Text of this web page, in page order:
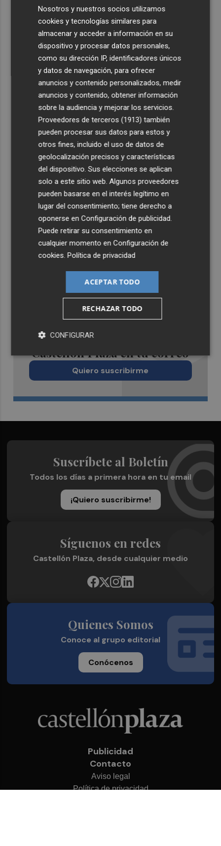
La capacidad de los modelos de IA para burlar la
seguridad alarma a gobiernos y empresas
El eclipse solar dispara el turismo y las búsquedas de
alojamiento crecen hasta un 500%
El cubano Papillo triunfa en el certamen del Trovo
Pascual García-Mateos de La Unión
Recibe toda la actualidad de
Castellón Plaza en tu correo
Quiero suscribirme
Suscríbete al Boletín
Todos los días a primera hora en tu email
¡Quiero suscribirme!
Síguenos en redes
Castellón Plaza, desde cualquier medio
Quienes Somos
Conoce al grupo editorial
Conócenos
Publicidad
Contacto
Aviso legal
Política de privacidad
Nosotros y nuestros socios utilizamos
cookies y tecnologías similares para
almacenar y acceder a información en su
dispositivo y procesar datos personales,
como su dirección IP, identificadores únicos
y datos de navegación, para ofrecer
anuncios y contenido personalizados, medir
anuncios y contenido, obtener información
sobre la audiencia y mejorar los servicios.
Proveedores de terceros (1913) también
pueden procesar sus datos para estos y
otros fines, incluido el uso de datos de
geolocalización precisos y características
del dispositivo. Sus elecciones se aplican
solo a este sitio web. Algunos proveedores
pueden basarse en el interés legítimo en
lugar del consentimiento; tiene derecho a
oponerse enConfiguración de publicidad.
Puede retirar su consentimiento en
cualquier momento enConfiguración de
cookies.Política de privacidad
ACEPTAR TODO
RECHAZAR TODO
CONFIGURAR